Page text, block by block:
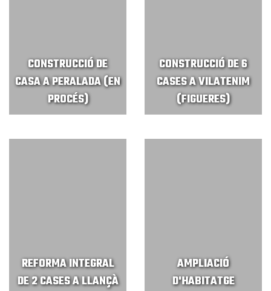
CONSTRUCCIÓ DE
CASA A PERALADA (EN
PROCÉS)
CONSTRUCCIÓ DE 6
CASES A VILATENIM
(FIGUERES)
REFORMA INTEGRAL
DE 2 CASES A LLANÇÀ
AMPLIACIÓ
D'HABITATGE